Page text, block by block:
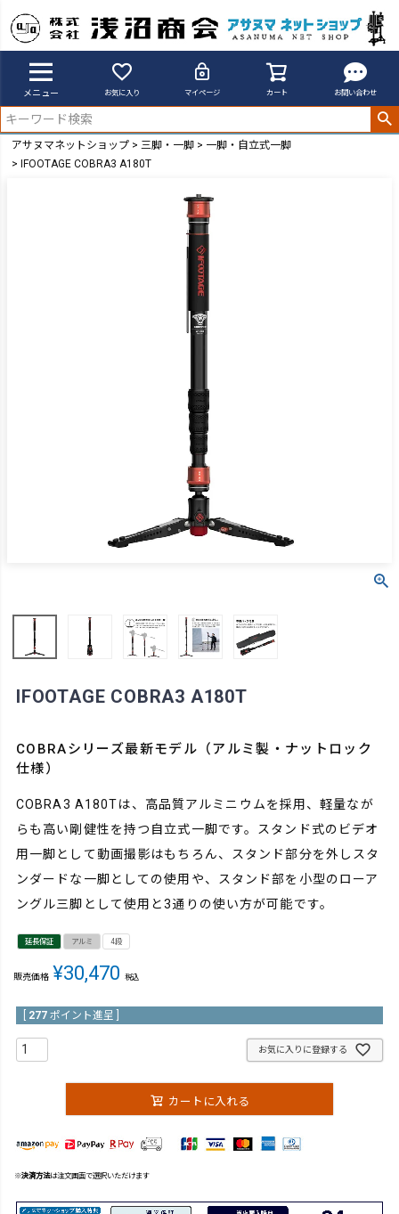
メニュー お気に入り マイページ カート お問い合わせ
アサヌマネットショップ 三脚・一脚
一脚・自立式一脚
IFOOTAGE COBRA3 A180T
IFOOTAGE COBRA3 A180T
COBRAシリーズ最新モデル（アルミ製・ナットロック
仕様）
COBRA3 A180Tは、高品質アルミニウムを採用、軽量なが
らも高い剛健性を持つ自立式一脚です。スタンド式のビデオ
用一脚として動画撮影はもちろん、スタンド部分を外しスタ
ンダードな一脚としての使用や、スタンド部を小型のローア
ングル三脚として使用と3通りの使い方が可能です。
延長保証 アルミ 4段
販売価格 ¥30,470 税込
277 ポイント進呈 ]
お気に入りに登録する
カートに入れる
※決済方法は注文画面で選択いただけます